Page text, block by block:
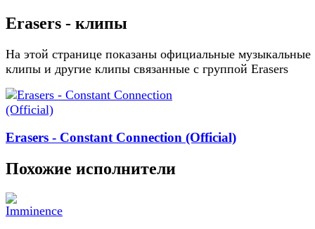
Erasers - клипы
На этой странице показаны официальные музыкальные
клипы и другие клипы связанные с группой Erasers
Erasers - Constant Connection (Official)
Похожие исполнители